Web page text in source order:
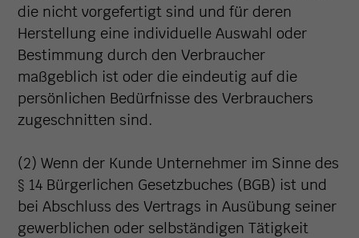
die nicht vorgefertigt sind und für deren
Herstellung eine individuelle Auswahl oder
Bestimmung durch den Verbraucher
maßgeblich ist oder die eindeutig auf die
persönlichen Bedürfnisse des Verbrauchers
zugeschnitten sind.
(2) Wenn der Kunde Unternehmer im Sinne des
§ 14 Bürgerlichen Gesetzbuches (BGB) ist und
bei Abschluss des Vertrags in Ausübung seiner
gewerblichen oder selbständigen Tätigkeit